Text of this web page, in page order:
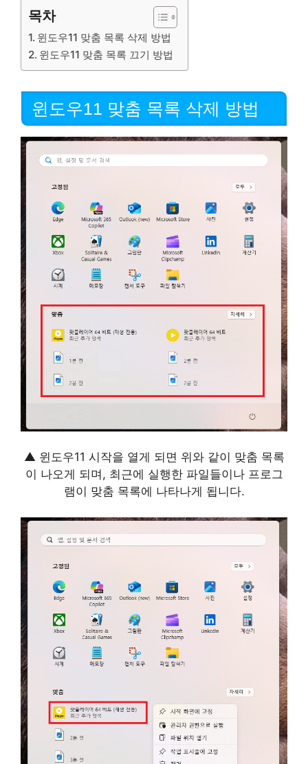
목차
윈도우11 맞춤 목록 삭제 방법
윈도우11 맞춤 목록 끄기 방법
윈도우11 맞춤 목록 삭제 방법
▲ 윈도우11 시작을 열게 되면 위와 같이 맞춤 목록
이 나오게 되며, 최근에 실행한 파일들이나 프로그
램이 맞춤 목록에 나타나게 됩니다.